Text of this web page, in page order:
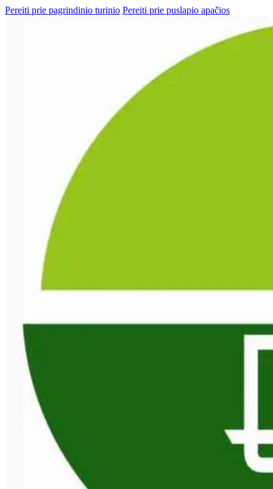
Pereiti prie pagrindinio turinio Pereiti prie puslapio apačios